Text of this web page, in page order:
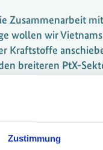
Zustimmung
Zusammenarbeit
wollen wir
Kraftstoffe
breiteren PtX-